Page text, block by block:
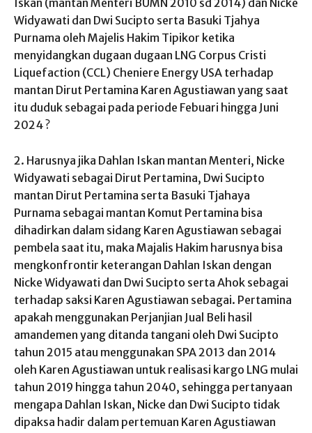
Iskan (mantan Menteri BUMN 2010 sd 2014) dan Nicke
Widyawati dan Dwi Sucipto serta Basuki Tjahya
Purnama oleh Majelis Hakim Tipikor ketika
menyidangkan dugaan dugaan LNG Corpus Cristi
Liquefaction (CCL) Cheniere Energy USA terhadap
mantan Dirut Pertamina Karen Agustiawan yang saat
itu duduk sebagai pada periode Febuari hingga Juni
2024 ?
2. Harusnya jika Dahlan Iskan mantan Menteri, Nicke
Widyawati sebagai Dirut Pertamina, Dwi Sucipto
mantan Dirut Pertamina serta Basuki Tjahaya
Purnama sebagai mantan Komut Pertamina bisa
dihadirkan dalam sidang Karen Agustiawan sebagai
pembela saat itu, maka Majalis Hakim harusnya bisa
mengkonfrontir keterangan Dahlan Iskan dengan
Nicke Widyawati dan Dwi Sucipto serta Ahok sebagai
terhadap saksi Karen Agustiawan sebagai. Pertamina
apakah menggunakan Perjanjian Jual Beli hasil
amandemen yang ditanda tangani oleh Dwi Sucipto
tahun 2015 atau menggunakan SPA 2013 dan 2014
oleh Karen Agustiawan untuk realisasi kargo LNG mulai
tahun 2019 hingga tahun 2040, sehingga pertanyaan
mengapa Dahlan Iskan, Nicke dan Dwi Sucipto tidak
dipaksa hadir dalam pertemuan Karen Agustiawan